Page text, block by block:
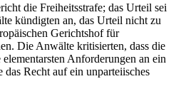
die Freiheitsstrafe; das Urteil sei
kündigten an, das Urteil nicht zu
Gerichtshof für
Die Anwälte kritisierten, dass die
Anforderungen an ein
das Recht auf ein unparteiisches